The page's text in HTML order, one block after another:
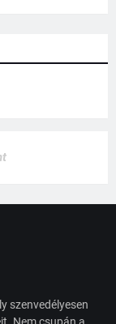
szenvedélyesen
Nem csupán a